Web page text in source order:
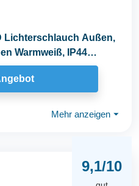
Lichterschlauch Außen,
Warmweiß, IP44
Mehr anzeigen ⏷
9,1/10